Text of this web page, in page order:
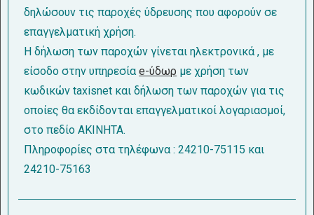
δηλώσουν τις παροχές ύδρευσης που αφορούν σε
επαγγελματική χρήση.
Η δήλωση των παροχών γίνεται ηλεκτρονικά , με
είσοδο στην υπηρεσίαe-ύδωρ με χρήση των
κωδικών taxisnet και δήλωση των παροχών για τις
οποίες θα εκδίδονται επαγγελματικοί λογαριασμοί,
στο πεδίο ΑΚΙΝΗΤΑ.
Πληροφορίες στα τηλέφωνα : 24210-75115 και
24210-75163